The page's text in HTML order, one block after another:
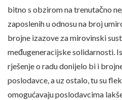
bitno s obzirom na trenutačno
zaposlenih u odnosu na broj
brojne izazove za mirovinski
međugeneracijske solidarnosti.
rješenje o radu donijelo bi i
poslodavce, a uz ostalo, tu su
omogućavaju poslodavcima